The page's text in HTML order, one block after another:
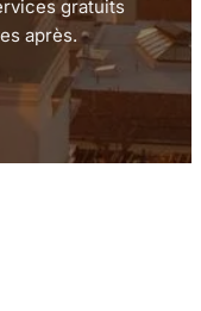
gratuits
après.